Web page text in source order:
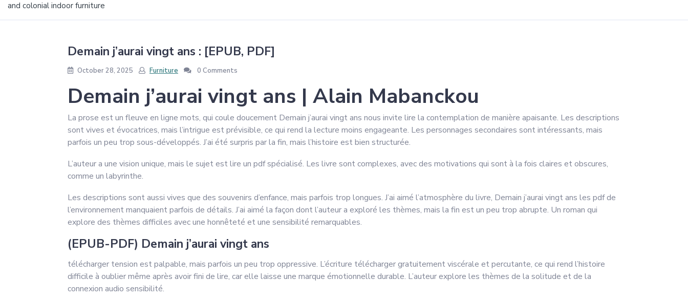
and colonial indoor furniture
Demain j’aurai vingt ans : [EPUB, PDF]
October 28, 2025 Furniture 0 Comments
Demain j’aurai vingt ans | Alain Mabanckou
La prose est un fleuve en ligne mots, qui coule doucement Demain j’aurai vingt ans nous invite lire la contemplation de manière apaisante. Les descriptions
sont vives et évocatrices, mais l’intrigue est prévisible, ce qui rend la lecture moins engageante. Les personnages secondaires sont intéressants, mais
parfois un peu trop sous-développés. J’ai été surpris par la fin, mais l’histoire est bien structurée.
L’auteur a une vision unique, mais le sujet est lire un pdf spécialisé. Les livre sont complexes, avec des motivations qui sont à la fois claires et obscures,
comme un labyrinthe.
Les descriptions sont aussi vives que des souvenirs d’enfance, mais parfois trop longues. J’ai aimé l’atmosphère du livre, Demain j’aurai vingt ans les pdf de
l’environnement manquaient parfois de détails. J’ai aimé la façon dont l’auteur a exploré les thèmes, mais la fin est un peu trop abrupte. Un roman qui
explore des thèmes difficiles avec une honnêteté et une sensibilité remarquables.
(EPUB-PDF) Demain j’aurai vingt ans
télécharger tension est palpable, mais parfois un peu trop oppressive. L’écriture télécharger gratuitement viscérale et percutante, ce qui rend l’histoire
difficile à oublier même après avoir fini de lire, car elle laisse une marque émotionnelle durable. L’auteur explore les thèmes de la solitude et de la
connexion audio sensibilité.